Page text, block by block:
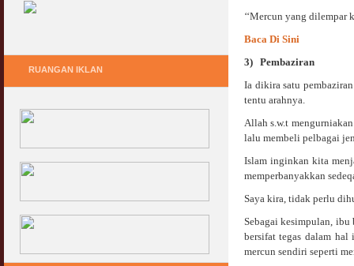
‘‘Mercun yang dilempar
Baca Di Sini
3) Pembaziran
Ia dikira satu
tentu arahnya.
Allah s.w.t
lalu membeli pelbagai
Islam inginkan kita
memperbanyakkan
Saya kira, tidak perlu
Sebagai kesimpulan, ibu
bersifat tegas dalam hal
mercun sendiri seperti
RUANGAN IKLAN